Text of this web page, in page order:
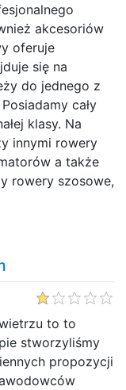
akcesoriów
oferuje
się na
do jednego z
cały
klasy. Na
innymi rowery
a także
rowery szosowe,
to to
stworzyliśmy
propozycji